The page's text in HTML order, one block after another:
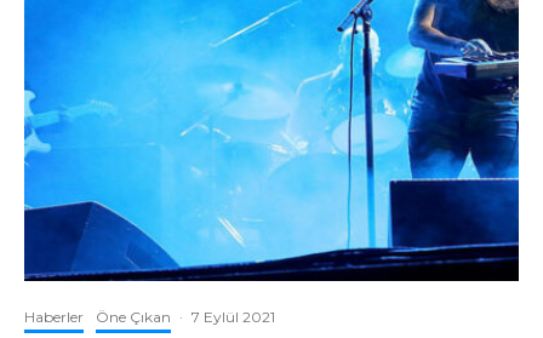
Haberler Öne Çıkan · 7 Eylül 2021